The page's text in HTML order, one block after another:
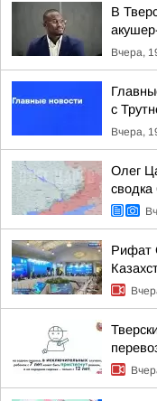
В
Вчера,
с
Вчера,
Олег
сводка
Рифат